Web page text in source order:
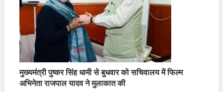
मुख्यमंत्री पुष्कर सिंह धामी से बुधवार को सचिवालय में फिल्म
अभिनेता राजपाल यादव ने मुलाकात की